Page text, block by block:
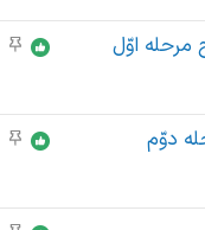
م
ه
و
ع
م
ه
م
و
ع
م
مرحله اوّل
م
و
دوّم